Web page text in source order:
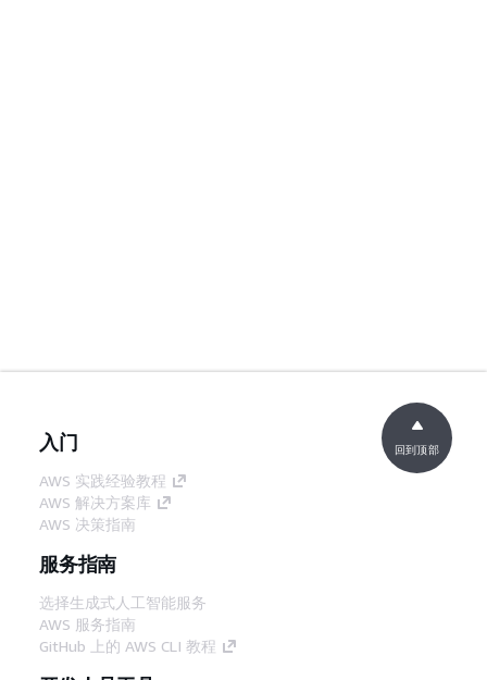
入门
AWS 实践经验教程
AWS 解决方案库
AWS 决策指南
服务指南
选择生成式人工智能服务
AWS 服务指南
GitHub 上的 AWS CLI 教程
回到顶部